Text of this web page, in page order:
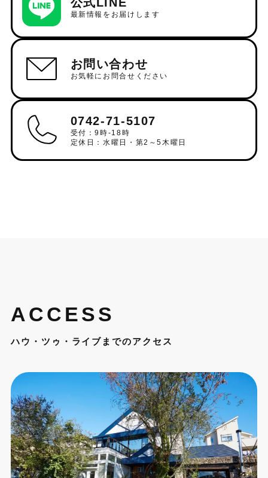
最新情報をお届けします
お問い合わせ
お気軽にお問合せください
0742-71-5107
受付：9時-18時
定休日：水曜日・第2～5木曜日
ACCESS
ハウ・ツゥ・ライブまでのアクセス